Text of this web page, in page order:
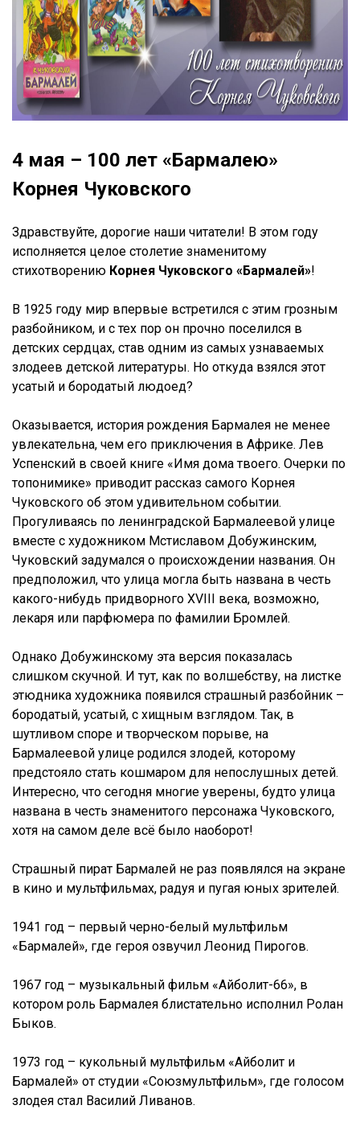
4 мая – 100 лет «Бармалею»
Корнея Чуковского
Здравствуйте, дорогие наши читатели! В этом году
исполняется целое столетие знаменитому
стихотворению Корнея Чуковского «Бармалей»!
В 1925 году мир впервые встретился с этим грозным
разбойником, и с тех пор он прочно поселился в
детских сердцах, став одним из самых узнаваемых
злодеев детской литературы. Но откуда взялся этот
усатый и бородатый людоед?
Оказывается, история рождения Бармалея не менее
увлекательна, чем его приключения в Африке. Лев
Успенский в своей книге «Имя дома твоего. Очерки по
топонимике» приводит рассказ самого Корнея
Чуковского об этом удивительном событии.
Прогуливаясь по ленинградской Бармалеевой улице
вместе с художником Мстиславом Добужинским,
Чуковский задумался о происхождении названия. Он
предположил, что улица могла быть названа в честь
какого-нибудь придворного XVIII века, возможно,
лекаря или парфюмера по фамилии Бромлей.
Однако Добужинскому эта версия показалась
слишком скучной. И тут, как по волшебству, на листке
этюдника художника появился страшный разбойник –
бородатый, усатый, с хищным взглядом. Так, в
шутливом споре и творческом порыве, на
Бармалеевой улице родился злодей, которому
предстояло стать кошмаром для непослушных детей.
Интересно, что сегодня многие уверены, будто улица
названа в честь знаменитого персонажа Чуковского,
хотя на самом деле всё было наоборот!
Страшный пират Бармалей не раз появлялся на экране
в кино и мультфильмах, радуя и пугая юных зрителей.
1941 год – первый черно-белый мультфильм
«Бармалей», где героя озвучил Леонид Пирогов.
1967 год – музыкальный фильм «Айболит-66», в
котором роль Бармалея блистательно исполнил Ролан
Быков.
1973 год – кукольный мультфильм «Айболит и
Бармалей» от студии «Союзмультфильм», где голосом
злодея стал Василий Ливанов.